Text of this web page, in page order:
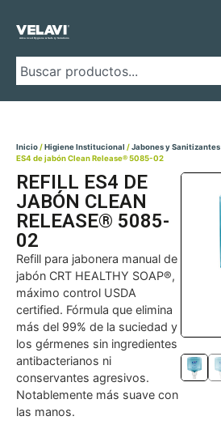
Inicio/Higiene Institucional /Jabones y Sanitizantes
ES4 de jabón Clean Release® 5085-02
REFILL ES4 DE
JABÓN CLEAN
RELEASE® 5085-
02
Refill para jabonera manual de
jabón CRT HEALTHY SOAP®,
máximo control USDA
certified. Fórmula que elimina
más del 99% de la suciedad y
los gérmenes sin ingredientes
antibacterianos ni
conservantes agresivos.
Notablemente más suave con
las manos.